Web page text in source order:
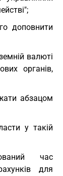
доповнити
валюті
органів,
абзацом
у такій
час
для